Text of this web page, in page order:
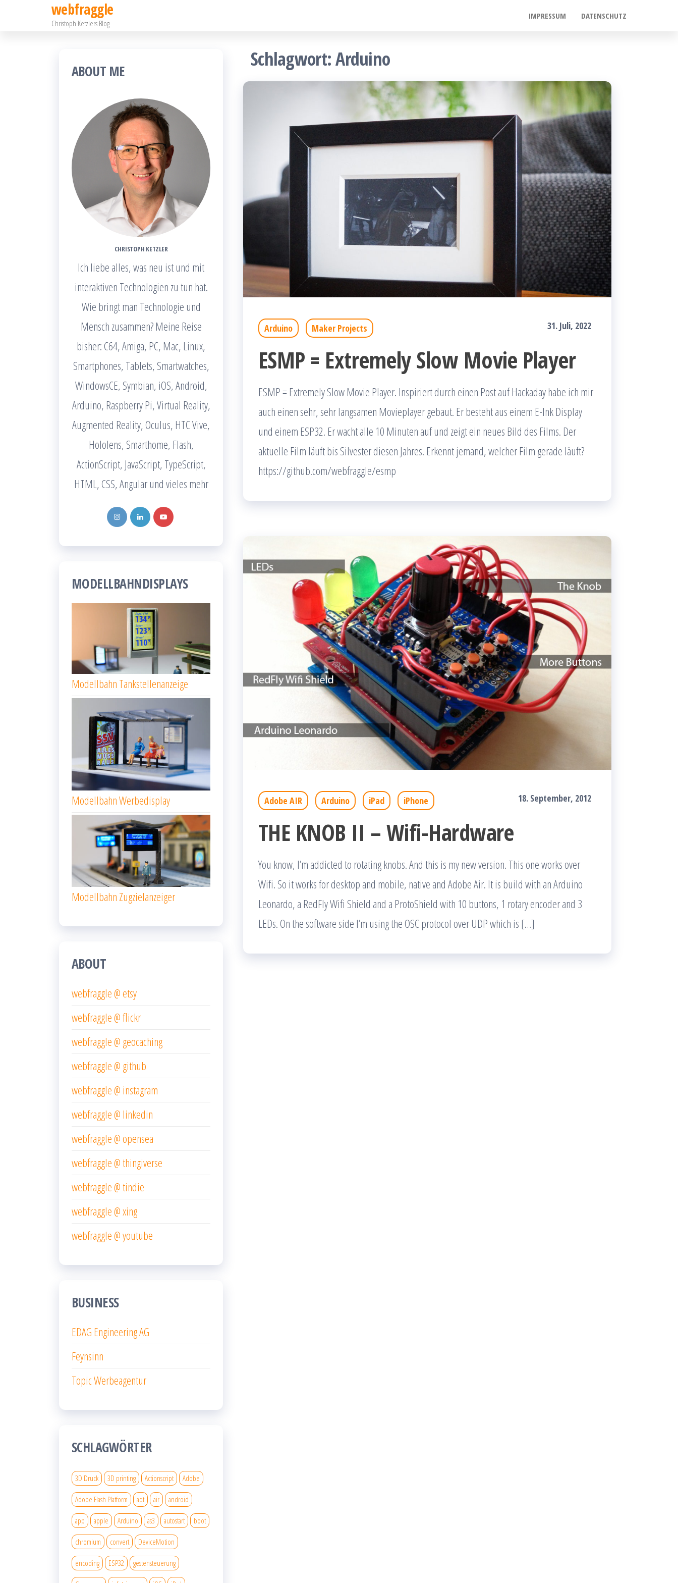
webfraggle
Christoph Ketzlers Blog
IMPRESSUM DATENSCHUTZ
Schlagwort:Arduino
Arduino Maker Projects 31. Juli, 2022
ESMP = Extremely Slow Movie Player
ESMP = Extremely Slow Movie Player. Inspiriert durch einen Post auf Hackaday habe ich mir
auch einen sehr, sehr langsamen Movieplayer gebaut. Er besteht aus einem E-Ink Display
und einem ESP32. Er wacht alle 10 Minuten auf und zeigt ein neues Bild des Films. Der
aktuelle Film läuft bis Silvester diesen Jahres. Erkennt jemand, welcher Film gerade läuft?
https://github.com/webfraggle/esmp
Adobe AIR Arduino iPad iPhone 18. September, 2012
THE KNOB II – Wifi-Hardware
You know, I’m addicted to rotating knobs. And this is my new version. This one works over
Wifi. So it works for desktop and mobile, native and Adobe Air. It is build with an Arduino
Leonardo, a RedFly Wifi Shield and a ProtoShield with 10 buttons, 1 rotary encoder and 3
LEDs. On the software side I’m using the OSC protocol over UDP which is […]
ABOUT ME
CHRISTOPH KETZLER
Ich liebe alles, was neu ist und mit
interaktiven Technologien zu tun hat.
Wie bringt man Technologie und
Mensch zusammen? Meine Reise
bisher: C64, Amiga, PC, Mac, Linux,
Smartphones, Tablets, Smartwatches,
WindowsCE, Symbian, iOS, Android,
Arduino, Raspberry Pi, Virtual Reality,
Augmented Reality, Oculus, HTC Vive,
Hololens, Smarthome, Flash,
ActionScript, JavaScript, TypeScript,
HTML, CSS, Angular und vieles mehr
MODELLBAHNDISPLAYS
Modellbahn Tankstellenanzeige
Modellbahn Werbedisplay
Modellbahn Zugzielanzeiger
ABOUT
webfraggle @ etsy
webfraggle @ flickr
webfraggle @ geocaching
webfraggle @ github
webfraggle @ instagram
webfraggle @ linkedin
webfraggle @ opensea
webfraggle @ thingiverse
webfraggle @ tindie
webfraggle @ xing
webfraggle @ youtube
BUSINESS
EDAG Engineering AG
Feynsinn
Topic Werbeagentur
SCHLAGWÖRTER
3D Druck 3D printing Actionscript Adobe
Adobe Flash Platform adt air android
app apple Arduino as3 autostart boot
chromium convert DeviceMotion
encoding ESP32 gestensteuerung